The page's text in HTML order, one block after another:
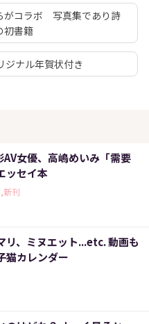
がコラボ 写真集であり詩
初書籍
ナル年賀状付き
女優、高嶋めいみ「需要
ッセイ本
新刊
リ、ミヌエット...etc. 動画も
猫カレンダー